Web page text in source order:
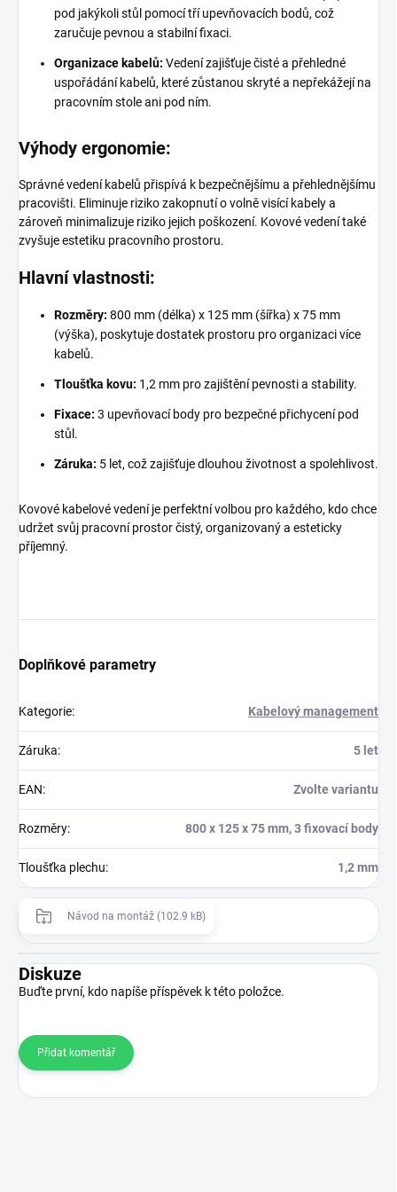
pod jakýkoli stůl pomocí tří upevňovacích bodů, což
zaručuje pevnou a stabilní fixaci.
Organizace kabelů: Vedení zajišťuje čisté a přehledné
uspořádání kabelů, které zůstanou skryté a nepřekážejí na
pracovním stole ani pod ním.
Výhody ergonomie:
Správné vedení kabelů přispívá k bezpečnějšímu a přehlednějšímu
pracovišti. Eliminuje riziko zakopnutí o volně visící kabely a
zároveň minimalizuje riziko jejich poškození. Kovové vedení také
zvyšuje estetiku pracovního prostoru.
Hlavní vlastnosti:
Rozměry: 800 mm (délka) x 125 mm (šířka) x 75 mm
(výška), poskytuje dostatek prostoru pro organizaci více
kabelů.
Tloušťka kovu: 1,2 mm pro zajištění pevnosti a stability.
Fixace: 3 upevňovací body pro bezpečné přichycení pod
stůl.
Záruka: 5 let, což zajišťuje dlouhou životnost a spolehlivost.
Kovové kabelové vedení je perfektní volbou pro každého, kdo chce
udržet svůj pracovní prostor čistý, organizovaný a esteticky
příjemný.
Doplňkové parametry
Kategorie: Kabelový management
Záruka: 5 let
EAN: Zvolte variantu
Rozměry: 800 x 125 x 75 mm, 3 fixovací body
Tloušťka plechu: 1,2 mm
Návod na montáž (102.9 kB)
Diskuze
Buďte první, kdo napíše příspěvek k této položce.
Přidat komentář